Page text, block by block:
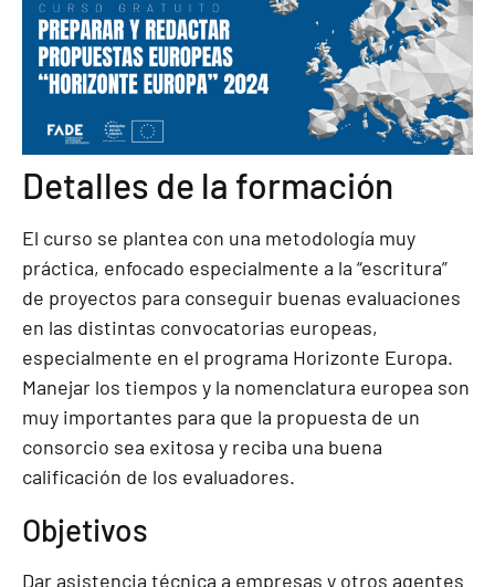
Detalles de la formación
El curso se plantea con una metodología muy
práctica, enfocado especialmente a la “escritura”
de proyectos para conseguir buenas evaluaciones
en las distintas convocatorias europeas,
especialmente en el programa Horizonte Europa.
Manejar los tiempos y la nomenclatura europea son
muy importantes para que la propuesta de un
consorcio sea exitosa y reciba una buena
calificación de los evaluadores.
Objetivos
Dar asistencia técnica a empresas y otros agentes